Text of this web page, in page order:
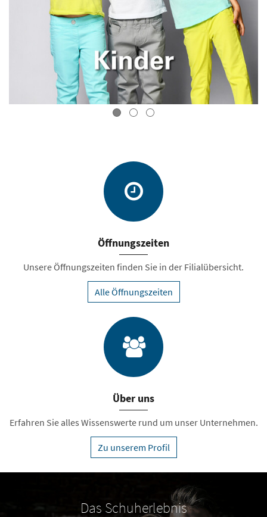
Öffnungszeiten
Unsere Öffnungszeiten finden Sie in der Filialübersicht.
Alle Öffnungszeiten
Über uns
Erfahren Sie alles Wissenswerte rund um unser Unternehmen.
Zu unserem Profil
Das Schuherlebnis